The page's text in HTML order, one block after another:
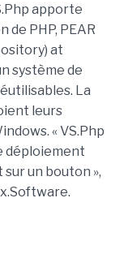
apporte
PHP, PEAR
at
système de
La
leurs
« VS.Php
déploiement
un bouton »,